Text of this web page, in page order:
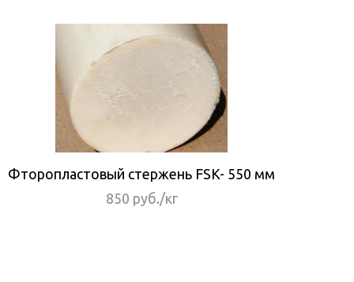
Фторопластовый стержень FSK- 550 мм
850 руб./кг